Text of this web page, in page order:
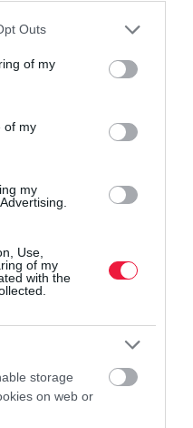
uses one or more Google
You may click to
its third-party tags to
purposes in below Google
Outs
of my
of my
my
Use,
of my
with the
storage
on web or
bank bankok